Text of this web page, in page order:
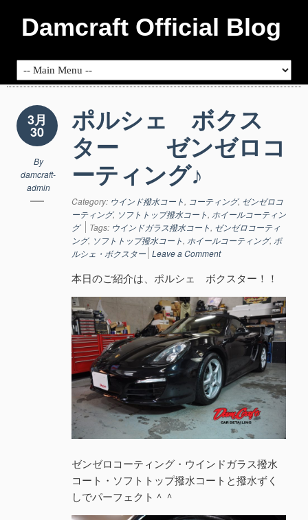
Damcraft Official Blog
3月
30
By
damcraft-
admin
ポルシェ ボクス
ター ゼンゼロコ
ーティング♪
Category: ウインド撥水コート, コーティング, ゼンゼロコ
ーティング, ソフトトップ撥水コート, ホイールコーティン
グ
Tags: ウインドガラス撥水コート, ゼンゼロコーティ
ング, ソフトトップ撥水コート, ホイールコーティング, ポ
ルシェ・ボクスター Leave a Comment
本日のご紹介は、ポルシェ ボクスター！！
ゼンゼロコーティング・ウインドガラス撥水
コート・ソフトトップ撥水コートと撥水ずく
しでパーフェクト＾＾